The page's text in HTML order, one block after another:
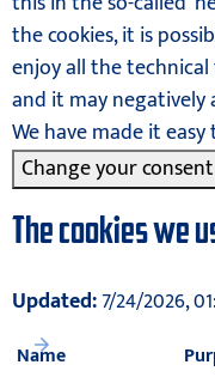
the cookies, it is
enjoy all the
and it may negatively
We have made it
Change your consent
The cookies we
Updated:7/24/2026,
Name